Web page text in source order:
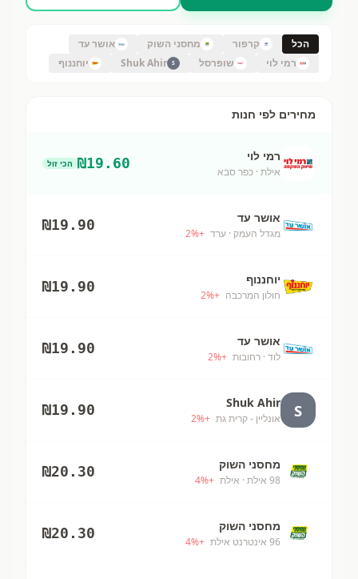
הכל קרפור מחסני השוק
אושר עד
רמי לוי
שופרסל S
Shuk Ahir יוחננוף
מחירים לפי חנות
רמי לוי
אילת · כפר סבא
₪19.60 הכי זול
אושר עד
מגדל העמק · ערד +
2%
₪19.90
יוחננוף
חולון המרכבה +
2%
₪19.90
אושר עד
לוד · רחובות +
2%
₪19.90
S
Shuk Ahir
אונליין - קרית גת +
2%
₪19.90
מחסני השוק
98 אילת · אילת +
4%
₪20.30
מחסני השוק
96 אינטרנט אילת +
4%
₪20.30